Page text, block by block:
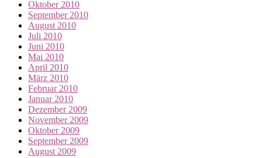
Oktober 2010
September 2010
August 2010
Juli 2010
Juni 2010
Mai 2010
April 2010
März 2010
Februar 2010
Januar 2010
Dezember 2009
November 2009
Oktober 2009
September 2009
August 2009